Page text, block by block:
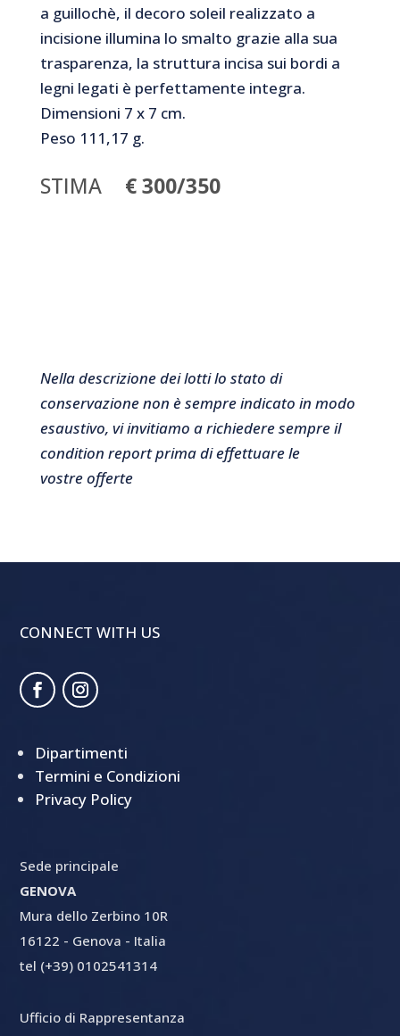
a guillochè, il decoro soleil realizzato a
incisione illumina lo smalto grazie alla sua
trasparenza, la struttura incisa sui bordi a
legni legati è perfettamente integra.
Dimensioni 7 x 7 cm.
Peso 111,17 g.
STIMA € 300/350
Nella descrizione dei lotti lo stato di
conservazione non è sempre indicato in modo
esaustivo, vi invitiamo a richiedere sempre il
condition report prima di effettuare le
vostre offerte
CONNECT WITH US
Dipartimenti
Termini e Condizioni
Privacy Policy
Sede principale
GENOVA
Mura dello Zerbino 10R
16122 - Genova - Italia
tel (+39) 0102541314
Ufficio di Rappresentanza